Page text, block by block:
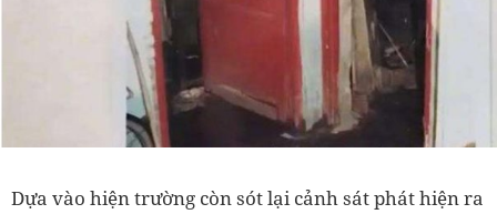
Dựa vào hiện trường còn sót lại cảnh sát phát hiện ra